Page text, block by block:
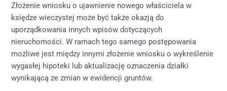
Złożenie wniosku o ujawnienie nowego właściciela w
księdze wieczystej może być także okazją do
uporządkowania innych wpisów dotyczących
nieruchomości. W ramach tego samego postępowania
możliwe jest między innymi złożenie wniosku o wykreślenie
wygasłej hipoteki lub aktualizację oznaczenia działki
wynikającą ze zmian w ewidencji gruntów.